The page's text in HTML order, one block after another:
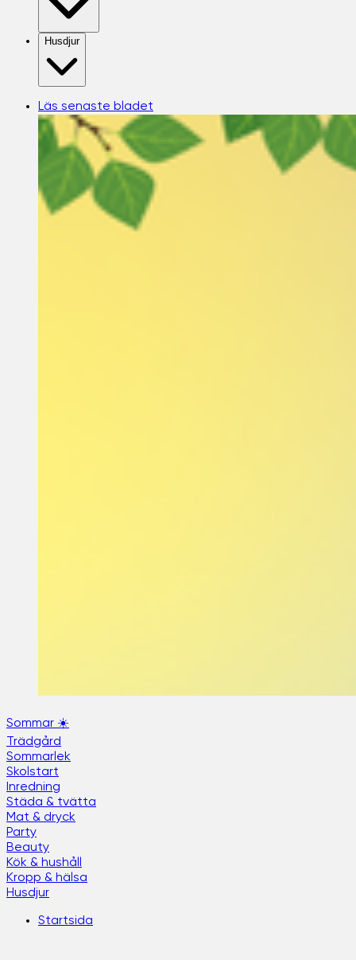
Husdjur
Läs senaste bladet
Sommar ☀️
Trädgård
Sommarlek
Skolstart
Inredning
Städa & tvätta
Mat & dryck
Party
Beauty
Kök & hushåll
Kropp & hälsa
Husdjur
Startsida